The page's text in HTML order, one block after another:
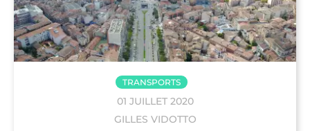
TRANSPORTS
01 JUILLET 2020
GILLES VIDOTTO